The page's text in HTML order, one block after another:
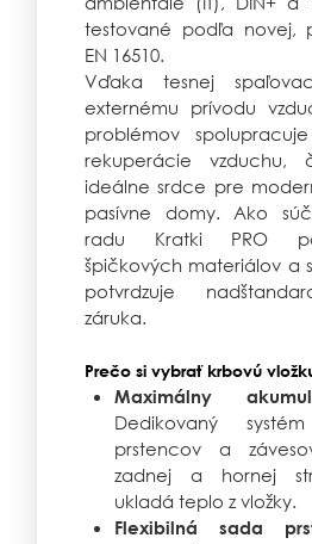
testované podľa novej,
EN 16510.
Vďaka tesnej
externému prívodu
problémov
rekuperácie
ideálne srdce pre
pasívne domy. Ako
radu Kratki PRO
špičkových materiálov a
potvrdzuje
záruka.
Prečo si vybrať krbovú
Maximálny
Dedikovaný
prstencov a
zadnej a hornej
ukladá teplo z vložky.
Flexibilná sada